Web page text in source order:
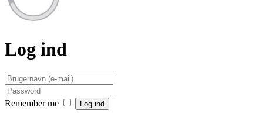
Log ind
Remember me